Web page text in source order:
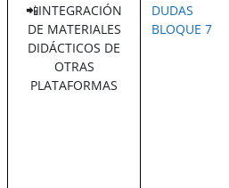
📲INTEGRACIÓN
DE MATERIALES
DIDÁCTICOS DE
OTRAS
PLATAFORMAS
DUDAS
BLOQUE 7